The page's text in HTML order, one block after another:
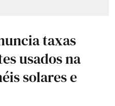
taxas
usados na
solares e